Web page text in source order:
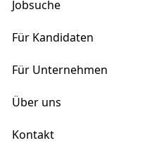
Jobsuche
Für Kandidaten
Für Unternehmen
Über uns
Kontakt